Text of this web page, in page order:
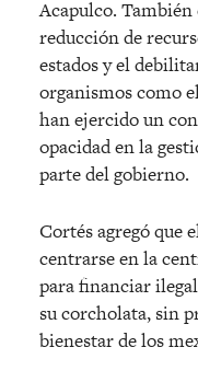
Acapulco.
reducción de
estados y el
organismos como
han ejercido un
opacidad en la
parte del gobierno.
Cortés agregó que
centrarse en la
para financiar
su corcholata, sin
bienestar de los